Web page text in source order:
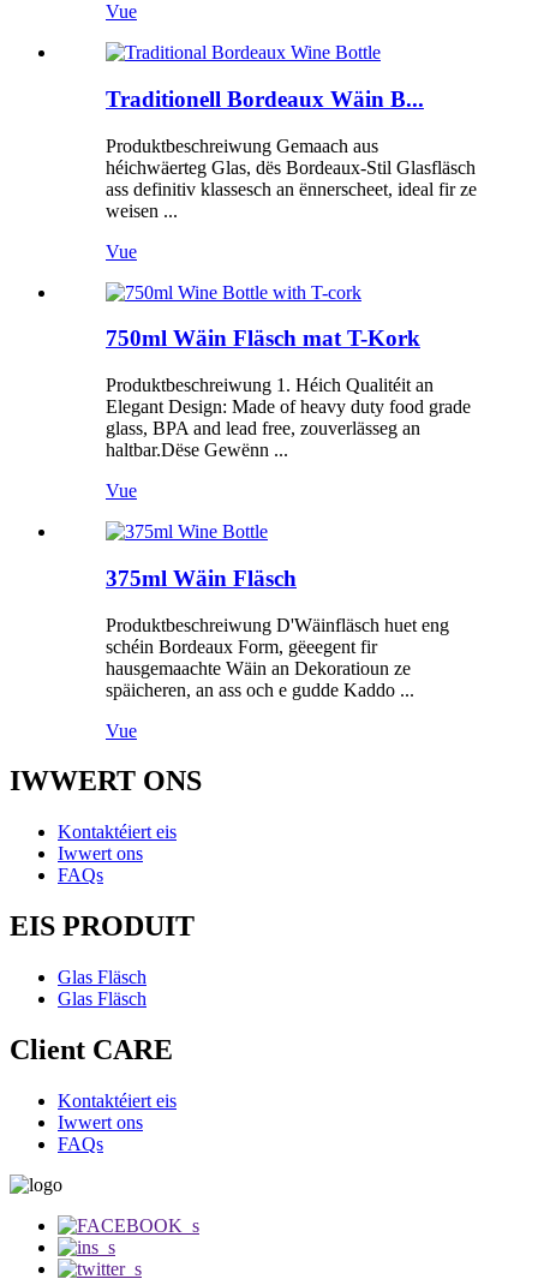
Vue
Traditionell Bordeaux Wäin B...
Produktbeschreiwung Gemaach aus
héichwäerteg Glas, dës Bordeaux-Stil Glasfläsch
ass definitiv klassesch an ënnerscheet, ideal fir ze
weisen ...
Vue
750ml Wäin Fläsch mat T-Kork
Produktbeschreiwung 1. Héich Qualitéit an
Elegant Design: Made of heavy duty food grade
glass, BPA and lead free, zouverlässeg an
haltbar.Dëse Gewënn ...
Vue
375ml Wäin Fläsch
Produktbeschreiwung D'Wäinfläsch huet eng
schéin Bordeaux Form, gëeegent fir
hausgemaachte Wäin an Dekoratioun ze
späicheren, an ass och e gudde Kaddo ...
Vue
IWWERT ONS
Kontaktéiert eis
Iwwert ons
FAQs
EIS PRODUIT
Glas Fläsch
Glas Fläsch
Client CARE
Kontaktéiert eis
Iwwert ons
FAQs